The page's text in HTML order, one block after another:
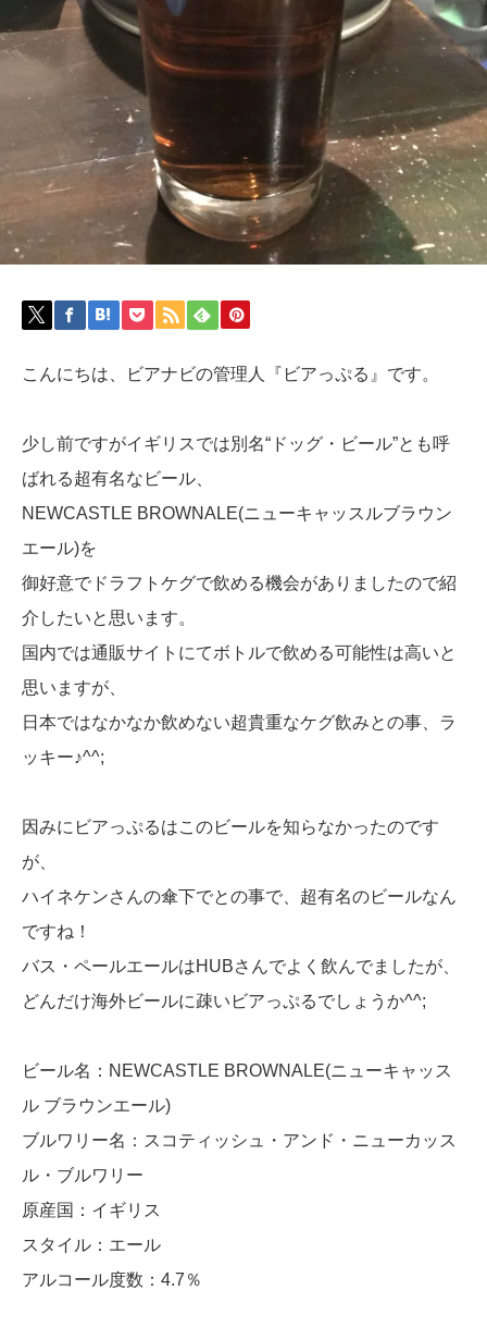
こんにちは、ビアナビの管理人『ビアっぷる』です。
少し前ですがイギリスでは別名“ドッグ・ビール”とも呼
ばれる超有名なビール、
NEWCASTLE BROWNALE(ニューキャッスルブラウン
エール)を
御好意でドラフトケグで飲める機会がありましたので紹
介したいと思います。
国内では通販サイトにてボトルで飲める可能性は高いと
思いますが、
日本ではなかなか飲めない超貴重なケグ飲みとの事、ラ
ッキー♪^^;
因みにビアっぷるはこのビールを知らなかったのです
が、
ハイネケンさんの傘下でとの事で、超有名のビールなん
ですね！
バス・ペールエールはHUBさんでよく飲んでましたが、
どんだけ海外ビールに疎いビアっぷるでしょうか^^;
ビール名：NEWCASTLE BROWNALE(ニューキャッス
ル ブラウンエール)
ブルワリー名：スコティッシュ・アンド・ニューカッス
ル・ブルワリー
原産国：イギリス
スタイル：エール
アルコール度数：4.7％